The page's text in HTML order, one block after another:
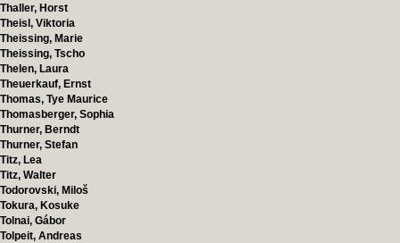
Thaller, Horst
Theisl, Viktoria
Theissing, Marie
Theissing, Tscho
Thelen, Laura
Theuerkauf, Ernst
Thomas, Tye Maurice
Thomasberger, Sophia
Thurner, Berndt
Thurner, Stefan
Titz, Lea
Titz, Walter
Todorovski, Miloš
Tokura, Kosuke
Tolnai, Gábor
Tolpeit, Andreas